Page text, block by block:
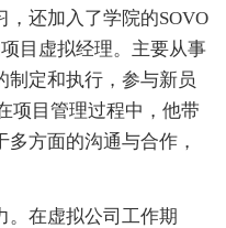
还加入了学院的SOVO
目虚拟经理。主要从事
制定和执行，参与新员
项目管理过程中，他带
方面的沟通与合作，
在虚拟公司工作期